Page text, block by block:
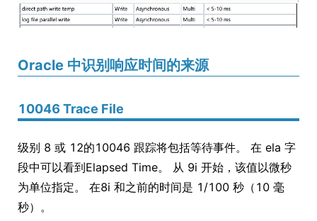
Oracle 中识别响应时间的来源
10046 Trace File
级别 8 或 12的10046 跟踪将包括等待事件。 在 ela 字
段中可以看到Elapsed Time。 从 9i 开始，该值以微秒
为单位指定。 在8i 和之前的时间是 1/100 秒（10 毫
秒）。